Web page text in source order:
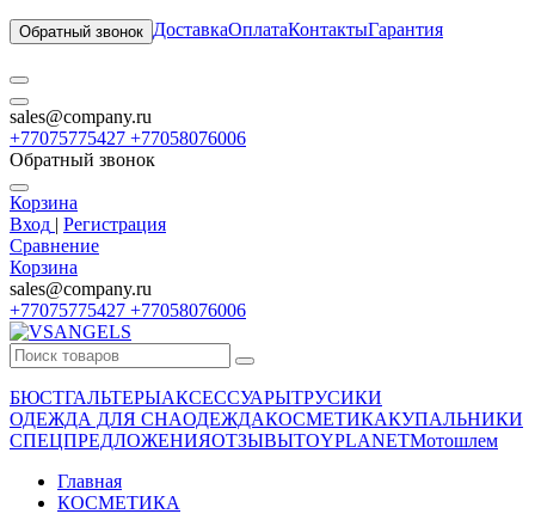
Обратный звонок ДоставкаОплатаКонтактыГарантия
sales@company.ru
+77075775427 +77058076006
Обратный звонок
Корзина
Вход | Регистрация
Сравнение
Корзина
sales@company.ru
+77075775427 +77058076006
БЮСТГАЛЬТЕРЫАКСЕССУАРЫТРУСИКИ
ОДЕЖДА ДЛЯ СНАОДЕЖДАКОСМЕТИКАКУПАЛЬНИКИ
СПЕЦПРЕДЛОЖЕНИЯОТЗЫВЫTOYPLANETМотошлем
Главная
КОСМЕТИКА